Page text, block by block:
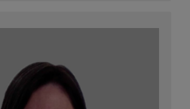
T. Sandoval
están relacionadas con